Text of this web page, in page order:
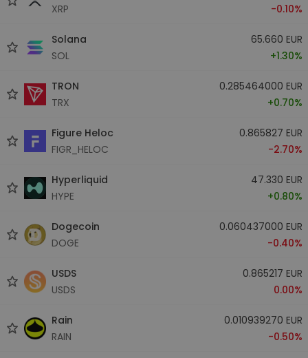
XRP
-0.10%
Solana
SOL
65.660 EUR
+1.30%
TRON
TRX
0.285464000 EUR
+0.70%
Figure Heloc
FIGR_HELOC
0.865827 EUR
-2.70%
Hyperliquid
HYPE
47.330 EUR
+0.80%
Dogecoin
DOGE
0.060437000 EUR
-0.40%
USDS
USDS
0.865217 EUR
0.00%
Rain
RAIN
0.010939270 EUR
-0.50%